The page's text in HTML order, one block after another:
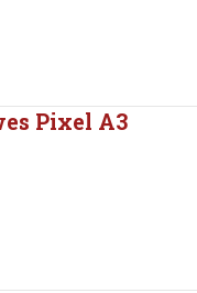
Pixel A3